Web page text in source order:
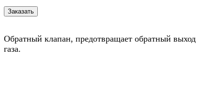
Обратный клапан, предотвращает обратный выход
газа.